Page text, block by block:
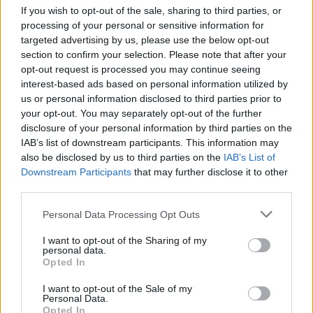
If you wish to opt-out of the sale, sharing to third parties, or
processing of your personal or sensitive information for
targeted advertising by us, please use the below opt-out
section to confirm your selection. Please note that after your
opt-out request is processed you may continue seeing
interest-based ads based on personal information utilized by
us or personal information disclosed to third parties prior to
your opt-out. You may separately opt-out of the further
disclosure of your personal information by third parties on the
IAB’s list of downstream participants. This information may
also be disclosed by us to third parties on the IAB’s List of
Downstream Participants that may further disclose it to other
Please note that this website/app uses one or more Google
not limited to your visit or usage behaviour. You may click to
grant or deny consent to Google and its third-party tags to
use your data for below specified purposes in below Google
consent section.
Personal Data Processing Opt Outs
I want to opt-out of the Sharing of my
personal data.
Opted In
I want to opt-out of the Sale of my
Personal Data.
Opted In
Eldöntöd, hogy valamit másképp szeretnél az
életedben, az elhatározást tett követi, aztán a kezdeti
lendület lassan alább hagy, végül pedig ...